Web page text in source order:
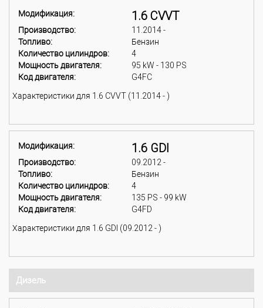
Модификация: 1.6 CVVT
Производство:
11.2014 -
Топливо:
Бензин
Количество цилиндров:
4
Мощность двигателя:
95 kW - 130 PS
Код двигателя:
G4FC
Характеристики для 1.6 CVVT (11.2014 - )
Модификация: 1.6 GDI
Производство:
09.2012 -
Топливо:
Бензин
Количество цилиндров:
4
Мощность двигателя:
135 PS - 99 kW
Код двигателя:
G4FD
Характеристики для 1.6 GDI (09.2012 - )
Дизель